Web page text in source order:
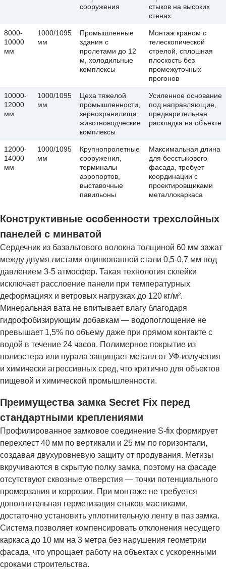
сооружения
стыков на высоких
стенах
8000-
10000
мм
1000/1095
мм
Промышленные
здания с
пролетами до 12
м, холодильные
комплексы
Монтаж краном с
телескопической
стрелой, сплошная
плоскость без
промежуточных
прогонов
10000-
12000
мм
1000/1095
мм
Цеха тяжелой
промышленности,
зернохранилища,
животноводческие
комплексы
Усиленное основание
под направляющие,
предварительная
раскладка на объекте
12000-
14000
мм
1000/1095
мм
Крупнопролетные
сооружения,
терминалы
аэропортов,
выставочные
павильоны
Максимальная длина
для бесстыкового
фасада, требует
координации с
проектировщиками
металлокаркаса
Конструктивные особенности трехслойных
панелей с минватой
Сердечник из базальтового волокна толщиной 60 мм зажат
между двумя листами оцинкованной стали 0,5-0,7 мм под
давлением 3-5 атмосфер. Такая технология склейки
исключает расслоение панели при температурных
деформациях и ветровых нагрузках до 120 кг/м².
Минеральная вата не впитывает влагу благодаря
гидрофобизирующим добавкам — водопоглощение не
превышает 1,5% по объему даже при прямом контакте с
водой в течение 24 часов. Полимерное покрытие из
полиэстера или пурала защищает металл от УФ-излучения
и химически агрессивных сред, что критично для объектов
пищевой и химической промышленности.
Преимущества замка Secret Fix перед
стандартными креплениями
Профилированное замковое соединение S-fix формирует
перехлест 40 мм по вертикали и 25 мм по горизонтали,
создавая двухуровневую защиту от продувания. Метизы
вкручиваются в скрытую полку замка, поэтому на фасаде
отсутствуют сквозные отверстия — точки потенциального
промерзания и коррозии. При монтаже не требуется
дополнительная герметизация стыков мастиками,
достаточно установить уплотнительную ленту в паз замка.
Система позволяет компенсировать отклонения несущего
каркаса до 10 мм на 3 метра без нарушения геометрии
фасада, что упрощает работу на объектах с ускоренными
сроками строительства.